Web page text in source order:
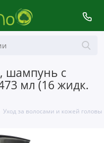
шампунь с
мл (16 жидк.
Уход за волосами и кожей головы